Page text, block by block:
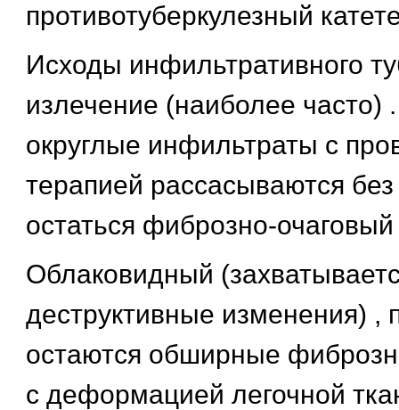
противотуберкулезный
Исходы инфильтративного
излечение (наиболее
округлые инфильтраты с
терапией рассасываются
остаться фиброзно-очаговый
Облаковидный
деструктивные изменения) ,
остаются обширные
с деформацией легочной